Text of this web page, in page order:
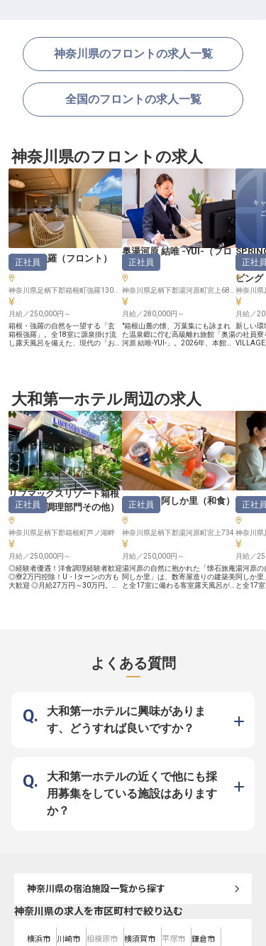
神奈川県のフロントの求人一覧
全国のフロントの求人一覧
神奈川県のフロントの求人
玄 箱根強羅 （フロント ）
正社員
月給／250,000円～
箱根・強羅の自然を一望する「玄
箱根強羅」。全18室に源泉掛け流
し露天風呂を備えた、現代の「おこ
しれませんが、当館は違います。全
18室という落ち着いた規模のた
め、一人ひとりのお客様に寄り添っ
た柔軟な対応が可能です。平均年齢
37歳と若手が中心のチームで、イ
ンカム等で常に連携し、困った時は
先輩がすぐに手を差し伸べる温かな
体制が整っています。 【あなたの
新生活を応援する、最高の環境】 ■
住まい：職場まで徒歩2分。月2万
円で住める築浅の綺麗な個室寮
（Wi-Fi・キッチン完備）をご用
意。 ■オフ：完全週休2日制に加え
年2回の4連休もあり、プライベー
トも充実します。 ■収入：月給25万
円〜30万円＋賞与年2回で、自立し
た生活を支えます。 笑顔あふれる
環境で、一生モノの接客スキルを身
につけませんか。
奥湯河原 結唯 -YUI-（フロ
ント）
正社員
月給／280,000円～
"箱根山麓の懐、万葉集にも詠まれ
た温泉郷に佇む高級離れ旅館「奥湯
河原 結唯-YUI-」。2026年、本館リ
となる、フロントスタッフを募集し
ます。 【より質を高めた少室経
営。"感動を生む接客"の本質を学
ぶ】 1室あたりの面積を広げ、より
質を高めた少室経営。一棟貸しのプ
ライベートステイを軸に、量より質
を貫いてきた稀有な高級旅館で、そ
の道を極めた人にしかできない繊細
な気配りと一歩先を読む判断力を身
につけられます。予約管理・追加サ
ービスの手配など現場コントロール
を責任をもって担っていただけま
す。 【「邑（むら）をつくる」一
員として、ブランドを次のステージ
へ】 2009年の開業以来、奥湯河原
の地でただひとつの離れ旅館として
進化を続けてきた結唯-YUI-。本館
リニューアル後の新しい体験設計
を、現場の最前線で一緒に育ててい
く仲間を求めています。中抜けな
し・夜勤なしの2シフト制で、湯河
原という地で身になるキャリアを積
める環境です。 【働く環境のポイ
ント】 ・月給280,000円〜350,000
丹沢
ピング
正社員
神奈川県
月給／
新しい環
の社員寮
求人は
です
大和第一ホテル周辺の求人
リブマックスリゾート箱根
芦ノ湖（ 調理部門その他）
正社員
神奈川県足柄下郡箱根町芦ノ湖畔
月給／250,000円～
◎経験者優遇！洋食調理経験者歓迎
◎寮2万円控除！U・Iターンの方も
大歓迎 ◎月給27万円～30万円。経
雰囲気の中、ご宿泊のお客様にご提
供する本格洋食料理を担うポジショ
は、ご経験に応じてポジション・待
遇を柔軟にご相談可能です。 ■安定
企業ならでは！働きやすさを追求し
たサポート体制 1998年に不動産仲
をご用意しています。社員寮は2万
円控除（水道・光熱費のみ自己負
担）！過度な残業を抑制する体制も
力を入れているため、心にゆとりを
持って料理と向き合うことができま
す。幅広いスキルを身に付けて、充
懐石旅庵 阿しか里 （和食）
正社員
神奈川県足柄下郡湯河原町宮上734
月給／250,000円～
湯河原の自然に抱かれた「懐石旅庵
阿しか里」は、数寄屋造りの建築美
と全17室に備わる客室露天風呂が
数を事前に把握でき、一品ずつじっ
くり向き合える環境です。困った時
は温かな先輩がすぐにフォローする
料理をつくる土台です】 ■住まい：
職場まで徒歩2分、月2万円で住め
る築浅の10畳〜個室寮を完備。 ■休
日： 完全週休2日制に加え年2回の4
もと、笑顔あふれる職場づくりに注
力しています。 最高級の環境で、
一生モノの料理技術を身につけまし
ょう！
懐石旅
正社員
神奈川県
月給／
湯河原の
阿しか里
と全17
年2回の
につけて
よくある質問
大和第一ホテルに興味がありま
す、どうすれば良いですか？
大和第一ホテルの近くで他にも採
用募集をしている施設はあります
か？
神奈川県の宿泊施設一覧から探す
神奈川県の求人を市区町村で絞り込む
横浜市 川崎市 相模原市 横須賀市 平塚市 鎌倉市